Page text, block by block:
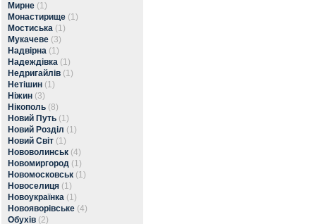
Мирне (1)
Монастирище (1)
Мостиська (1)
Мукачеве (3)
Надвірна (1)
Надеждівка (1)
Недригайлів (1)
Нетішин (1)
Ніжин (3)
Нікополь (8)
Новий Путь (1)
Новий Розділ (1)
Новий Світ (1)
Нововолинськ (4)
Новомиргород (1)
Новомосковськ (1)
Новоселиця (1)
Новоукраїнка (1)
Новояворівське (4)
Обухів (2)